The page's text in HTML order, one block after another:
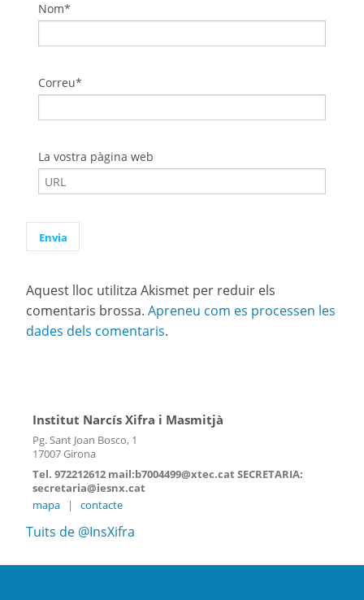
Nom*
Correu*
La vostra pàgina web
Aquest lloc utilitza Akismet per reduir els
comentaris brossa. Apreneu com es processen les
dades dels comentaris.
Institut Narcís Xifra i Masmitjà
Pg. Sant Joan Bosco, 1
17007 Girona
Tel. 972212612 mail:b7004499@xtec.cat SECRETARIA:
secretaria@iesnx.cat
mapa
| contacte
Tuits de @InsXifra